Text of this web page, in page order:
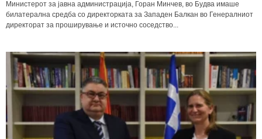
Министерот за јавна администрација, Горан Минчев, во Будва имаше
билатерална средба со директорката за Западен Балкан во Генералниот
директорат за проширување и источно соседство...